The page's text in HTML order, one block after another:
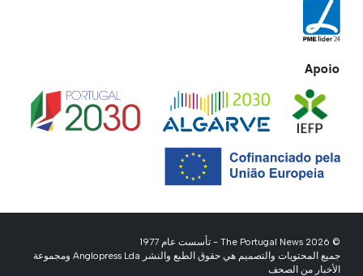
Apoio
© 2026 The Portugal News - تأسست عام 1977
جميع المحتويات والتصميم هي حقوق الطبع والنشر Anglopress Lda ومجموعة
الأخبار من الصحف